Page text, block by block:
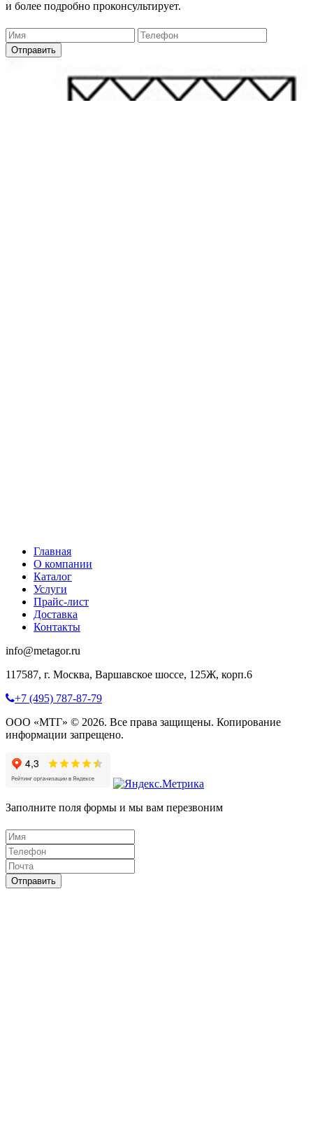
и более подробно проконсультирует.
Главная
О компании
Каталог
Услуги
Прайс-лист
Доставка
Контакты
info@metagor.ru
117587, г. Москва, Варшавское шоссе, 125Ж, корп.6
+7 (495) 787-87-79
ООО «МТГ» © 2026. Все права защищены. Копирование
информации запрещено.
Заполните поля формы и мы вам перезвоним
Отправить